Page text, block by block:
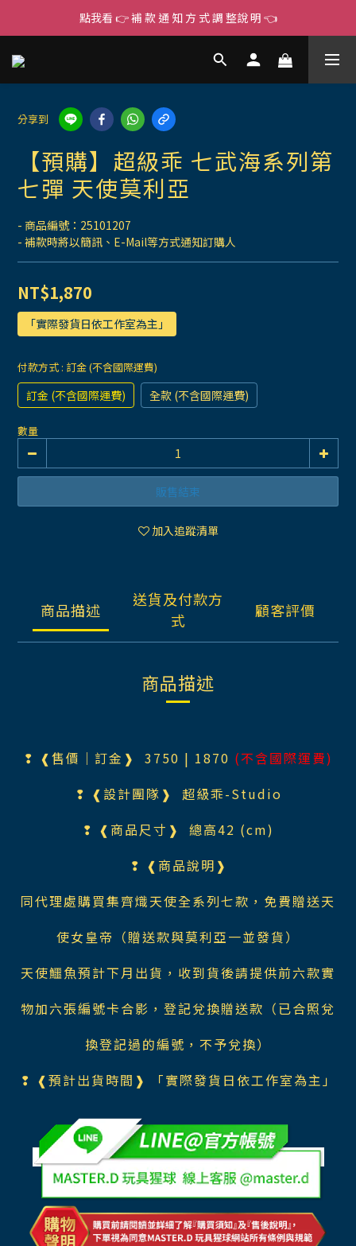
點我看 👉 補 款 通 知 方 式 調 整說 明 👈
分享到
【預購】超級乖 七武海系列第
七彈 天使莫利亞
- 商品編號：25101207
- 補款時將以簡訊、E-Mail等方式通知訂購人
NT$1,870
「實際發貨日依工作室為主」
付款方式 : 訂金 (不含國際運費)
訂金 (不含國際運費) 全款 (不含國際運費)
數量
販售結束
加入追蹤清單
商品描述
送貨及付款方
式
顧客評價
商品描述
❢ ❰售價｜訂金❱ 3750 | 1870 (不含國際運費)
❢ ❰設計團隊❱ 超級乖-Studio
❢ ❰商品尺寸❱ 總高42 (cm)
❢ ❰商品說明❱
同代理處購買集齊熾天使全系列七款，免費贈送天
使女皇帝（贈送款與莫利亞一並發貨）
天使鱷魚預計下月出貨，收到貨後請提供前六款實
物加六張編號卡合影，登記兌換贈送款（已合照兌
換登記過的編號，不予兌換）
❢ ❰預計出貨時間❱ 「實際發貨日依工作室為主」